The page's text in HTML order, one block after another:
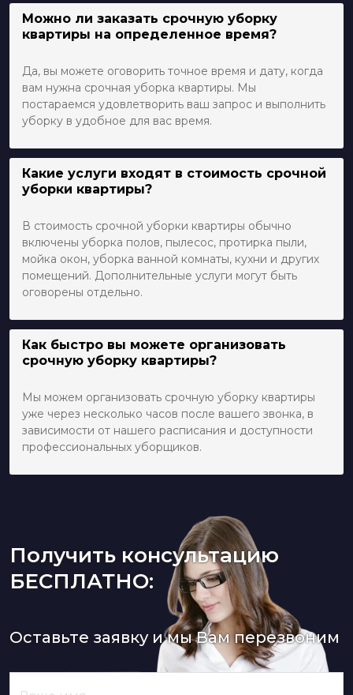
Можно ли заказать срочную уборку
квартиры на определенное время?
Да, вы можете оговорить точное время и дату, когда
вам нужна срочная уборка квартиры. Мы
постараемся удовлетворить ваш запрос и выполнить
уборку в удобное для вас время.
Какие услуги входят в стоимость срочной
уборки квартиры?
В стоимость срочной уборки квартиры обычно
включены уборка полов, пылесос, протирка пыли,
мойка окон, уборка ванной комнаты, кухни и других
помещений. Дополнительные услуги могут быть
оговорены отдельно.
Как быстро вы можете организовать
срочную уборку квартиры?
Мы можем организовать срочную уборку квартиры
уже через несколько часов после вашего звонка, в
зависимости от нашего расписания и доступности
профессиональных уборщиков.
Получить консультацию
БЕСПЛАТНО:
Оставьте заявку и мы Вам перезвоним